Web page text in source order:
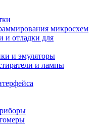
микросхем
и отладки для
и эмуляторы
и лампы